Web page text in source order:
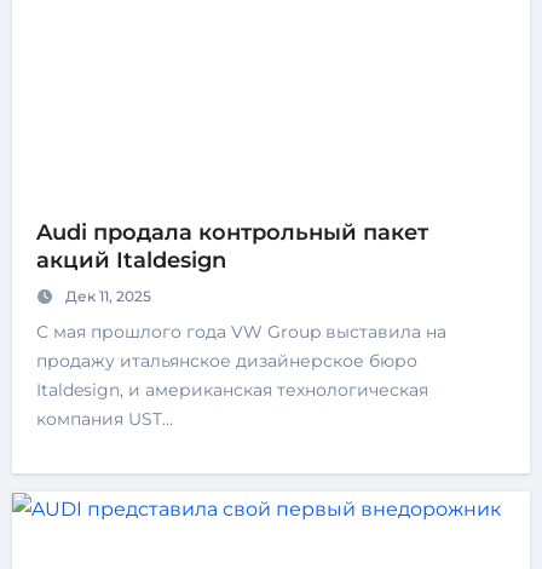
Audi продала контрольный пакет
акций Italdesign
Дек 11, 2025
С мая прошлого года VW Group выставила на
продажу итальянское дизайнерское бюро
Italdesign, и американская технологическая
компания UST…